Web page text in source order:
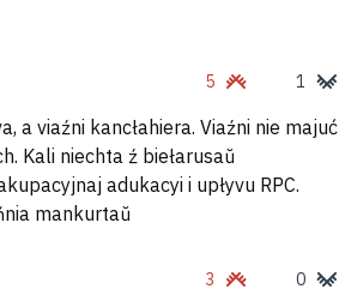
5 1
a viaźni kancłahiera. Viaźni nie majuć
Kali niechta ź biełarusaŭ
adukacyi i upłyvu RPC.
mankurtaŭ
3 0